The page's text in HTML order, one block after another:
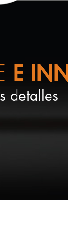
E
detalles